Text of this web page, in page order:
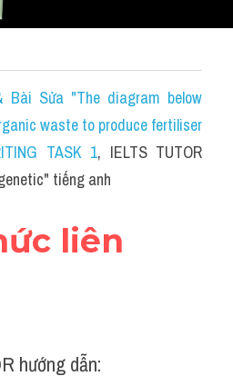
Bài Sửa "The diagram below
waste to produce fertiliser
TASK 1, IELTS TUTOR
tiếng anh
liên
hướng dẫn: